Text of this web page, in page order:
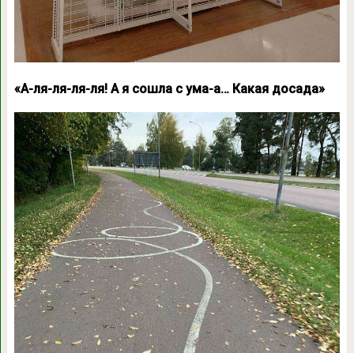
«А-ля-ля-ля-ля! А я сошла с ума-а… Какая досада»